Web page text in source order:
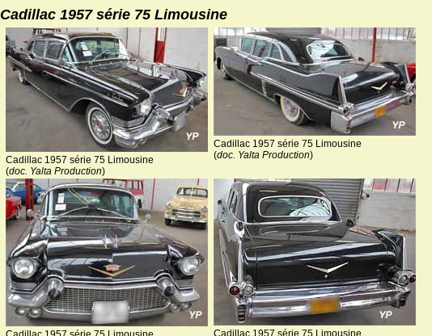
Cadillac 1957 série 75 Limousine
Cadillac 1957 série 75 Limousine
(doc. Yalta Production)
Cadillac 1957 série 75 Limousine
(doc. Yalta Production)
Cadillac 1957 série 75 Limousine